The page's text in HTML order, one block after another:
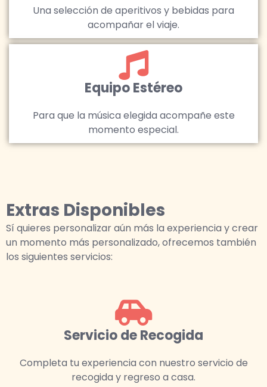
Una selección de aperitivos y bebidas para
acompañar el viaje.
Equipo Estéreo
Para que la música elegida acompañe este
momento especial.
Extras Disponibles
Sí quieres personalizar aún más la experiencia y crear
un momento más personalizado, ofrecemos también
los siguientes servicios:
Servicio de Recogida
Completa tu experiencia con nuestro servicio de
recogida y regreso a casa.